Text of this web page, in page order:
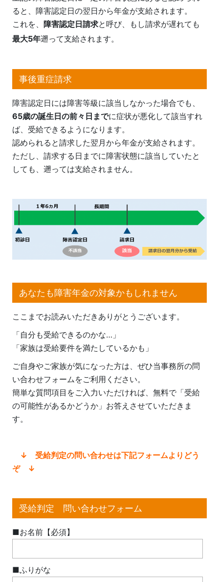
ると、障害認定日の翌日から年金が支給されます。
これを、 障害認定日請求と呼び、もし請求が遅れても
最大5年遡って支給されます。
事後重症請求
障害認定日には障害等級に該当しなかった場合でも、
65歳の誕生日の前々日までに症状が悪化して該当すれ
ば、受給できるようになります。
認められると請求した翌月から年金が支給されます。
ただし、請求する日までに障害状態に該当していたと
しても、遡っては支給されません。
あなたも障害年金の対象かもしれません
ここまでお読みいただきありがとうございます。
「自分も受給できるのかな…」
「家族は受給要件を満たしているかも」
ご自身やご家族が気になった方は、ぜひ当事務所の問
い合わせフォームをご利用ください。
簡単な質問項目をご入力いただければ、無料で「受給
の可能性があるかどうか」お答えさせていただきま
す。
↓ 受給判定の問い合わせは下記フォームよりどう
ぞ ↓
受給判定 問い合わせフォーム
■お名前【必須】
■ふりがな